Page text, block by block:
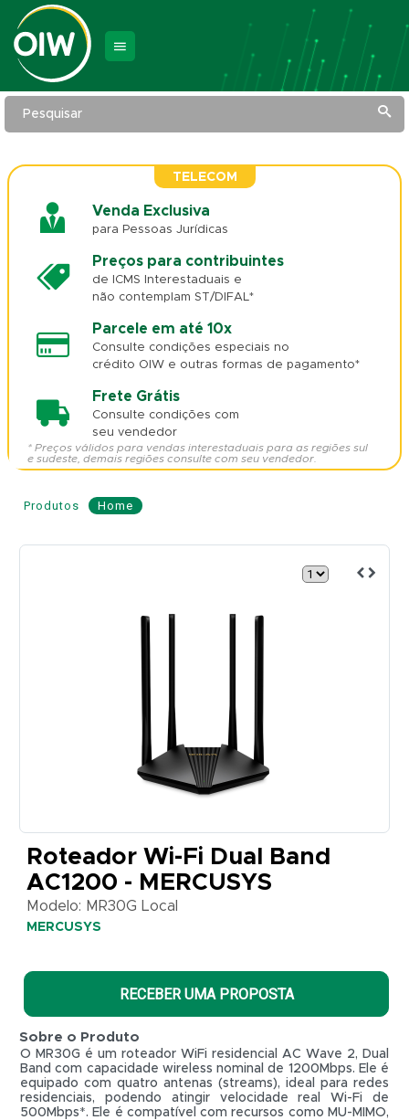
Pesquisar
TELECOM
Venda Exclusiva
para Pessoas Jurídicas
Preços para contribuintes
de ICMS Interestaduais e
não contemplam ST/DIFAL*
Parcele em até 10x
Consulte condições especiais no
crédito OIW e outras formas de pagamento*
Frete Grátis
Consulte condições com
seu vendedor
* Preços válidos para vendas interestaduais para as regiões sul
e sudeste, demais regiões consulte com seu vendedor.
Home
Produtos
Roteador
MERCUSYS
Roteador Wi-Fi Dual Band
AC1200 - MERCUSYS
Modelo: MR30G Local
MERCUSYS
RECEBER UMA PROPOSTA
Sobre o Produto
O MR30G é um roteador WiFi residencial AC Wave 2, Dual
Band com capacidade wireless nominal de 1200Mbps. Ele é
equipado com quatro antenas (streams), ideal para redes
residenciais, podendo atingir velocidade real Wi-Fi de
500Mbps*. Ele é compatível com recursos como MU-MIMO,